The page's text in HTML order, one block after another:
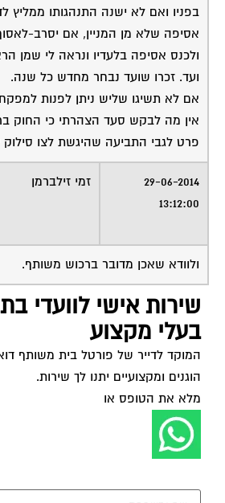
בפניו ואם לא ישנה התנהגותו ממליץ
אסיפה שלא מן המניין, אם יסרב-
ולכנס אסיפה בלעדיו ונראה לי שמן
ועד. זכרו שועד נבחר מחדש כל שנה.
אם לא תשיגו שליש ניתן לפנות
אין מה לבקש סעד הצהרתי כי החוק
פרט לגבי התביעה שהיגשת לצו סילוק
29-06-2014
13:12:00
זמי זילברמן
ולוודא שאכן מדובר ברכוש משותף.
שירות אישי לוועדי
בעלי מקצוע
המוקד לדייר של פורטל בית משותף
הוגנים ומקצועיים יתנו לך שירות.
מלא את הטופס או